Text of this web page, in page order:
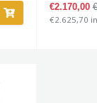
€2.170,00
€2.625,70